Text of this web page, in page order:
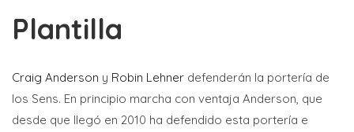
Plantilla
Craig Anderson y Robin Lehner defenderán la portería de
los Sens. En principio marcha con ventaja Anderson, que
desde que llegó en 2010 ha defendido esta portería e